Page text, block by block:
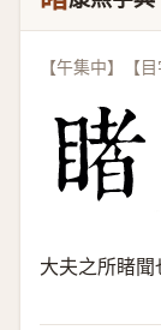
【午集中】【
大夫之所睹聞